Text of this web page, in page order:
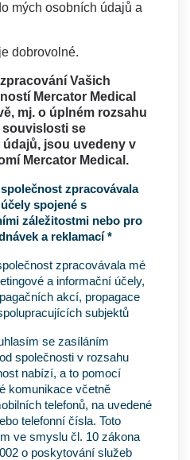
mých osobních údajů a
dobrovolné.
Vašich
Mercator Medical
mj. o úplném rozsahu
souvislosti se
jsou uvedeny v
Mercator Medical.
zpracovávala
spojené s
záležitostmi nebo pro
a reklamací *
zpracovávala mé
a informační účely,
akcí, propagace
subjektů
se zasíláním
společnosti v rozsahu
nabízí, a to pomocí
komunikace včetně
telefonů, na uvedené
telefonní čísla. Toto
ve smyslu čl. 10 zákona
o poskytování služeb